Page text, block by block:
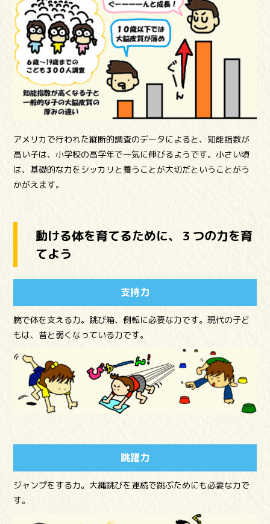
アメリカで行われた縦断的調査のデータによると、知能指数が
高い子は、小学校の高学年で一気に伸びるようです。小さい頃
は、基礎的な力をシッカリと養うことが大切だということがう
かがえます。
動ける体を育てるために、３つの力を育
てよう
支持力
腕で体を支える力。跳び箱、側転に必要な力です。現代の子ど
もは、昔と弱くなっている力です。
跳躍力
ジャンプをする力。大縄跳びを連続で跳ぶためにも必要な力で
す。